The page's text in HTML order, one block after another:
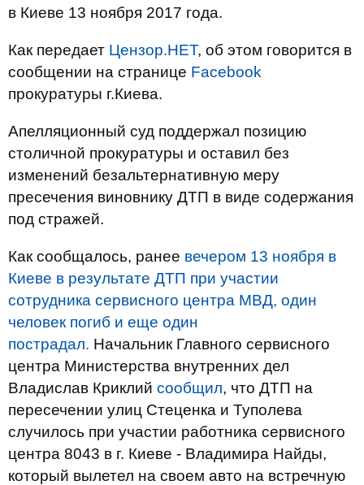
в Киеве 13 ноября 2017 года.
Как передает Цензор.НЕТ, об этом говорится в
сообщении на странице Facebook
прокуратуры г.Киева.
Апелляционный суд поддержал позицию
столичной прокуратуры и оставил без
изменений безальтернативную меру
пресечения виновнику ДТП в виде содержания
под стражей.
Как сообщалось, ранее вечером 13 ноября в
Киеве в результате ДТП при участии
сотрудника сервисного центра МВД, один
человек погиб и еще один
пострадал. Начальник Главного сервисного
центра Министерства внутренних дел
Владислав Криклий сообщил, что ДТП на
пересечении улиц Стеценка и Туполева
случилось при участии работника сервисного
центра 8043 в г. Киеве - Владимира Найды,
который вылетел на своем авто на встречную